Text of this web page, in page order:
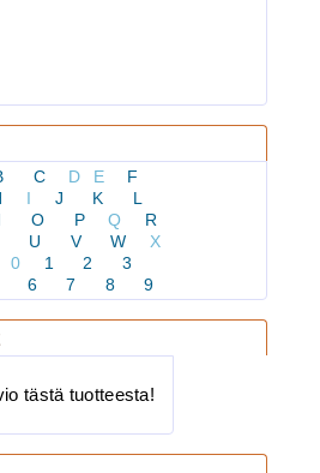
3.90€
1X Black Ni...
N.4
C D E
F
I J K
L
O P Q
R
U V W
X
0 1 2
3
6 7 8 9
tästä tuotteesta!